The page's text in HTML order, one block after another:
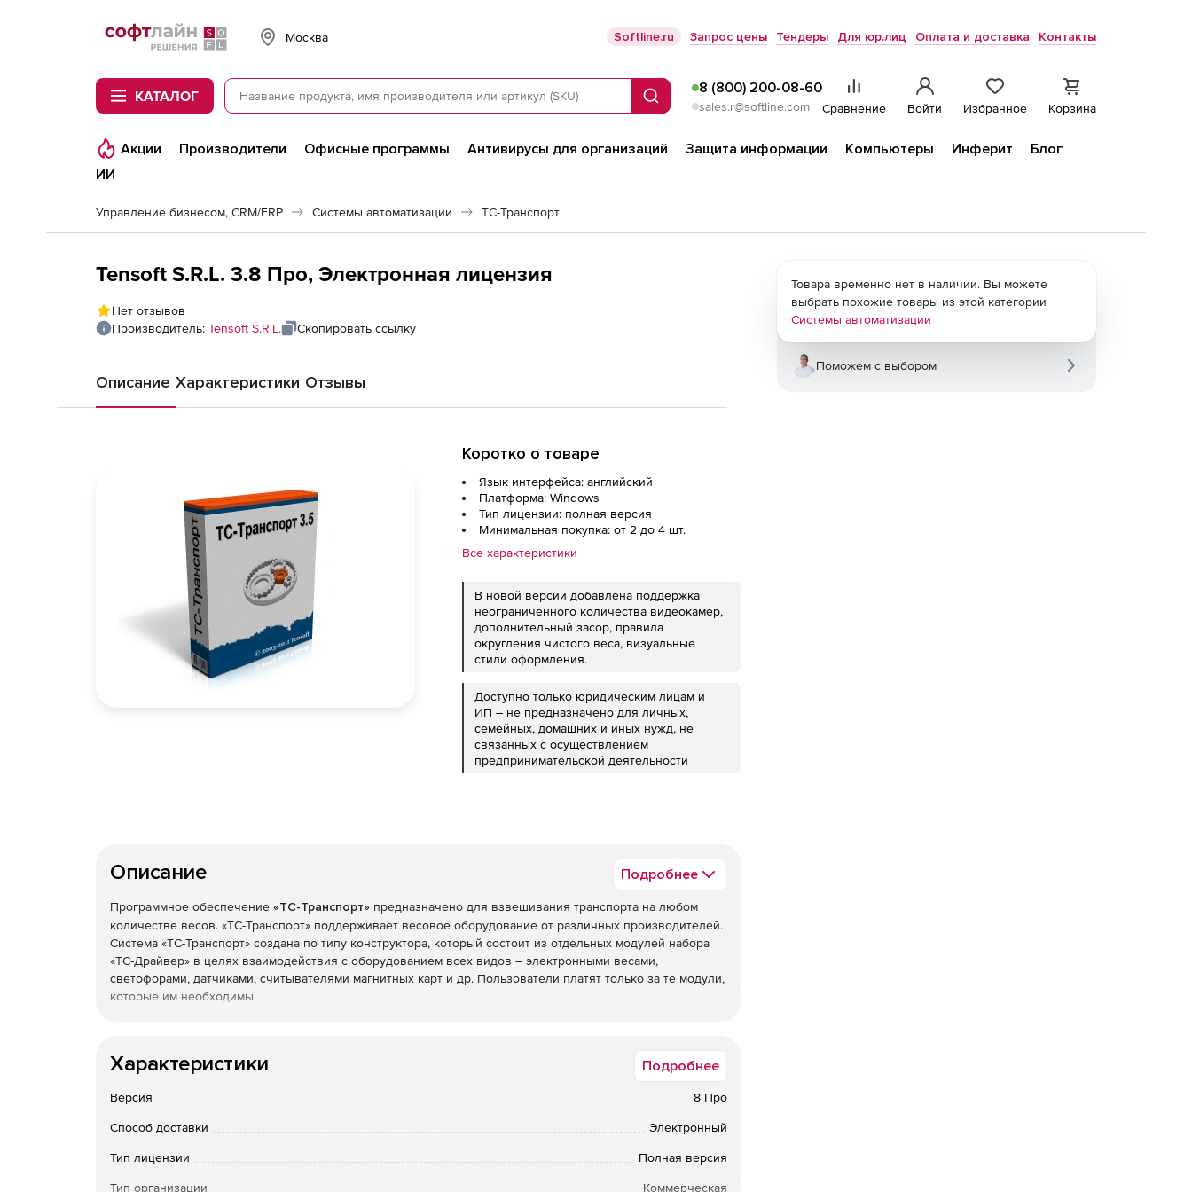
Softline
Москва Softline.ru Запрос цены Тендеры Для юр.лиц Оплата и доставка Контакты
КАТАЛОГ Поиск
8 (800) 200-08-60
sales.r@softline.com Сравнение Войти Избранное Корзина
Акции Производители Офисные программы Антивирусы для организаций Защита информации Компьютеры Инферит
Блог
ИИ
Управление бизнесом, CRM/ERP Системы автоматизации ТС-Транспорт
Tensoft S.R.L. 3.8 Про, Электронная лицензия
Нет отзывов
Производитель: Tensoft S.R.L. Скопировать ссылку
Описание Характеристики Отзывы
Коротко о товаре
Язык интерфейса: английский
Платформа: Windows
Тип лицензии: полная версия
Минимальная покупка: от 2 до 4 шт.
Все характеристики
В новой версии добавлена поддержка
неограниченного количества видеокамер,
дополнительный засор, правила
округления чистого веса, визуальные
стили оформления.
Доступно только юридическим лицам и
ИП – не предназначено для личных,
семейных, домашних и иных нужд, не
связанных с осуществлением
предпринимательской деятельности
Описание Подробнее
Программное обеспечение «ТС-Транспорт» предназначено для взвешивания транспорта на любом
количестве весов. «ТС-Транспорт» поддерживает весовое оборудование от различных производителей.
Система «ТС-Транспорт» создана по типу конструктора, который состоит из отдельных модулей набора
«ТС-Драйвер» в целях взаимодействия с оборудованием всех видов – электронными весами,
светофорами, датчиками, считывателями магнитных карт и др. Пользователи платят только за те модули,
которые им необходимы.
сорность, объем, стоимость и т. п. Автоматически вводятся вес, время и дата взвешивания, код
видеокамер).Преимущества «ТС-Транспорт»:
поддерживается, он может отправить разработчику описание протокола обмена, и необходимый
Характеристики Подробнее
Версия 8 Про
Способ доставки Электронный
Тип лицензии Полная версия
Тип организации Коммерческая
Товара временно нет в наличии. Вы можете
выбрать похожие товары из этой категории
Системы автоматизации
Поможем с выбором